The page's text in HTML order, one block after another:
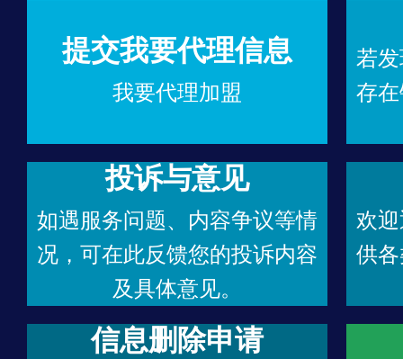
提交我要代理信息
我要代理加盟
若
存
投诉与意见
如遇服务问题、内容争议等情
况，可在此反馈您的投诉内容
及具体意见。
欢
供
信息删除申请